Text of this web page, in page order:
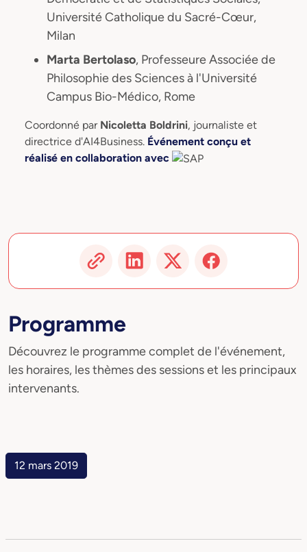
Université Catholique du Sacré-Cœur,
Milan
Marta Bertolaso, Professeure Associée de
Philosophie des Sciences à l'Université
Campus Bio-Médico, Rome
Coordonné par Nicoletta Boldrini, journaliste et
directrice d'AI4Business. Événement conçu et
réalisé en collaboration avec
Programme
Découvrez le programme complet de l'événement,
les horaires, les thèmes des sessions et les principaux
intervenants.
12 mars 2019